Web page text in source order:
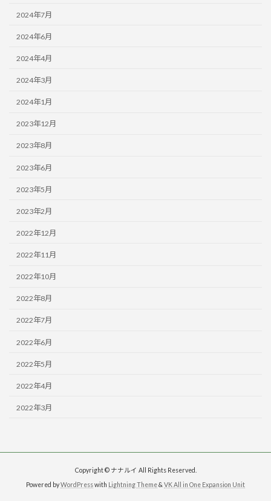
2024年7月
2024年6月
2024年4月
2024年3月
2024年1月
2023年12月
2023年8月
2023年6月
2023年5月
2023年2月
2022年12月
2022年11月
2022年10月
2022年8月
2022年7月
2022年6月
2022年5月
2022年4月
2022年3月
Copyright © ナナルイ All Rights Reserved.
Powered byWordPresswith Lightning Theme&VK All in One Expansion Unit